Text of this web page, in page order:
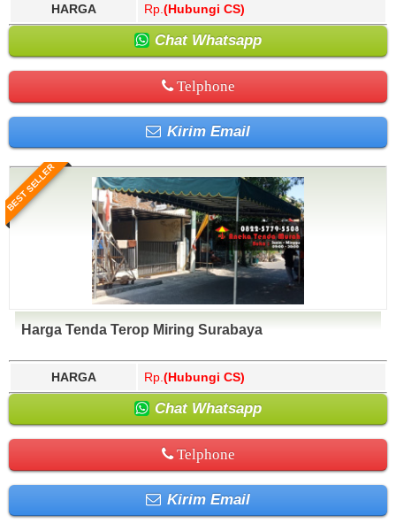
HARGA Rp. (Hubungi CS)
Chat Whatsapp
Telphone
Kirim Email
BEST SELLER
Harga Tenda Terop Miring Surabaya
HARGA Rp. (Hubungi CS)
Chat Whatsapp
Telphone
Kirim Email